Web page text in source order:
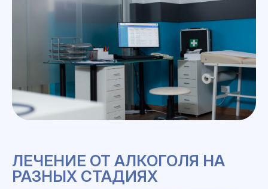
ЛЕЧЕНИЕ ОТ АЛКОГОЛЯ НА
РАЗНЫХ СТАДИЯХ